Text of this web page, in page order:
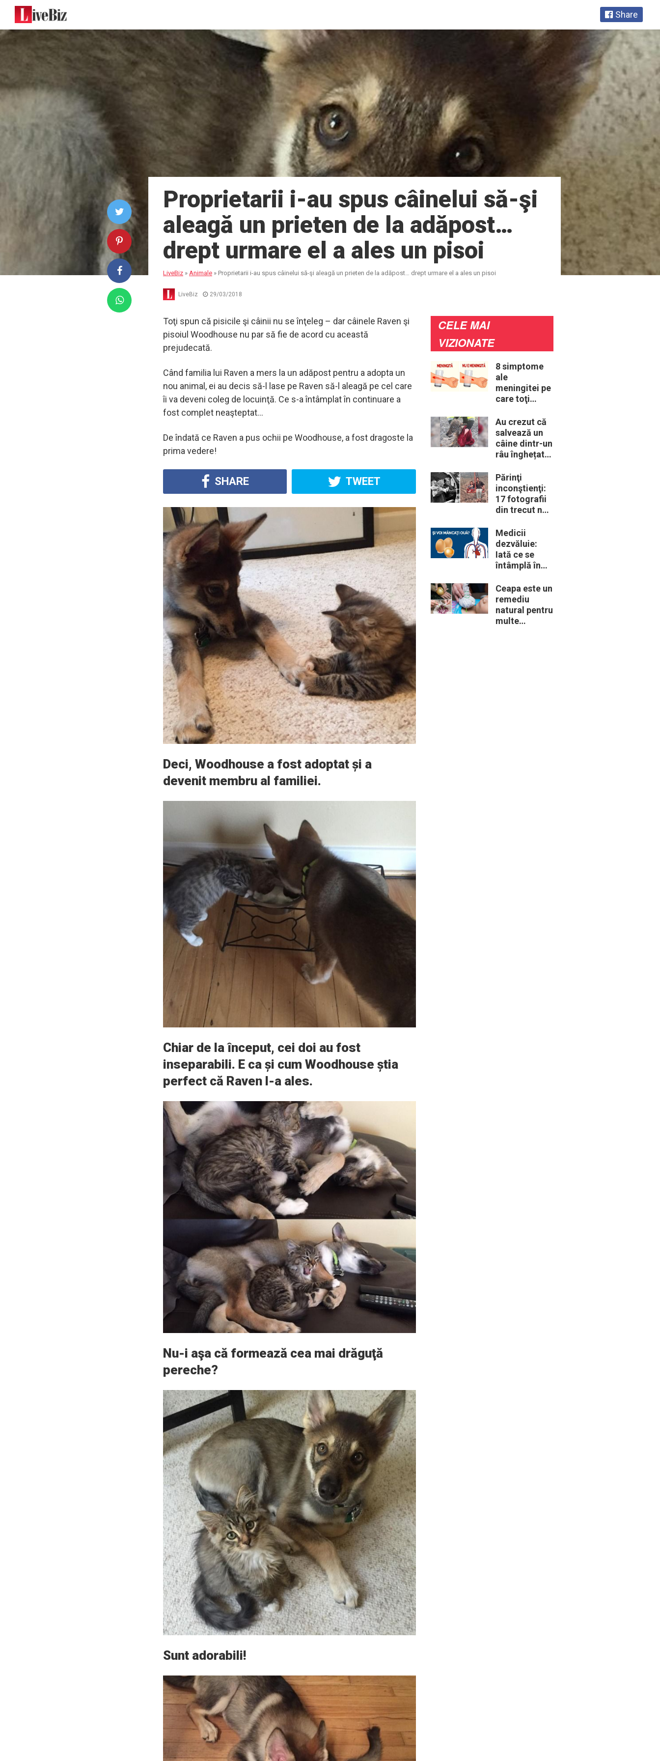
Share
Proprietarii i-au spus câinelui să-şi
aleagă un prieten de la adăpost…
drept urmare el a ales un pisoi
LiveBiz » Animale » Proprietarii i-au spus câinelui să-şi aleagă un prieten de la adăpost… drept urmare el a ales un pisoi
LiveBiz 29/03/2018
Toţi spun că pisicile şi câinii nu se înţeleg – dar câinele Raven şi
pisoiul Woodhouse nu par să fie de acord cu această
prejudecată.
Când familia lui Raven a mers la un adăpost pentru a adopta un
nou animal, ei au decis să-l lase pe Raven să-l aleagă pe cel care
îi va deveni coleg de locuinţă. Ce s-a întâmplat în continuare a
fost complet neaşteptat…
De îndată ce Raven a pus ochii pe Woodhouse, a fost dragoste la
prima vedere!
SHARE TWEET
Deci, Woodhouse a fost adoptat și a
devenit membru al familiei.
Chiar de la început, cei doi au fost
inseparabili. E ca și cum Woodhouse știa
perfect că Raven l-a ales.
Nu-i aşa că formează cea mai drăguţă
pereche?
Sunt adorabili!
CELE MAI
VIZIONATE
8 simptome
ale
meningitei pe
care toţi
trebui să le
cunoască
Au crezut că
salvează un
câine dintr-un
râu înghețat:
descoperă că
de fapt era un
lup
Părinţi
inconştienţi:
17 fotografii
din trecut ne
periculoase
erau unele
„obiceiuri” ale
vremii
Medicii
dezvăluie:
Iată ce se
întâmplă în
când începem
să mâncăm
câte două
ouă în fiecare
Ceapa este un
remediu
natural pentru
multe